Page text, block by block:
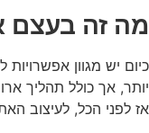
מה זה בעצם
כיום יש מגוון
יותר, אך כולל תהליך
אז לפני הכל, לעיצוב